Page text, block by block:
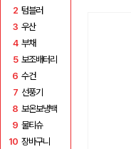
2 텀블러
3 우산
4 부채
5 보조배터리
6 수건
7 선풍기
8 보온보냉백
9 물티슈
10 장바구니